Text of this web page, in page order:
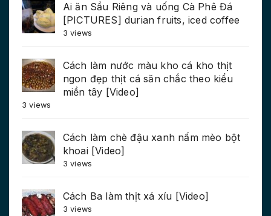
Ai ăn Sầu Riêng và uống Cà Phê Đá
[PICTURES] durian fruits, iced coffee
3 views
Cách làm nước màu kho cá kho thịt
ngon đẹp thịt cá săn chắc theo kiểu
miền tây [Video]
3 views
Cách làm chè đậu xanh nấm mèo bột
khoai [Video]
3 views
Cách Ba làm thịt xá xíu [Video]
3 views